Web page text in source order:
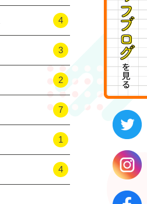
4
3
2
7
1
4